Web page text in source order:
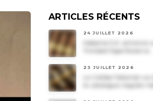
ARTICLES RÉCENTS
24 JUILLET 2026
Habanos S.A. annonce
Trinidad Vigia Reserva
23 JUILLET 2026
Le Cohiba Talismán va
le catalogue régulier